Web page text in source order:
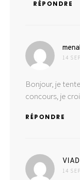
RÉPONDRE
14
Bonjour, je
concours, je
RÉPONDRE
14